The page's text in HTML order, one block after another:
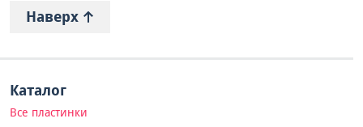
Наверх
Каталог
Все пластинки